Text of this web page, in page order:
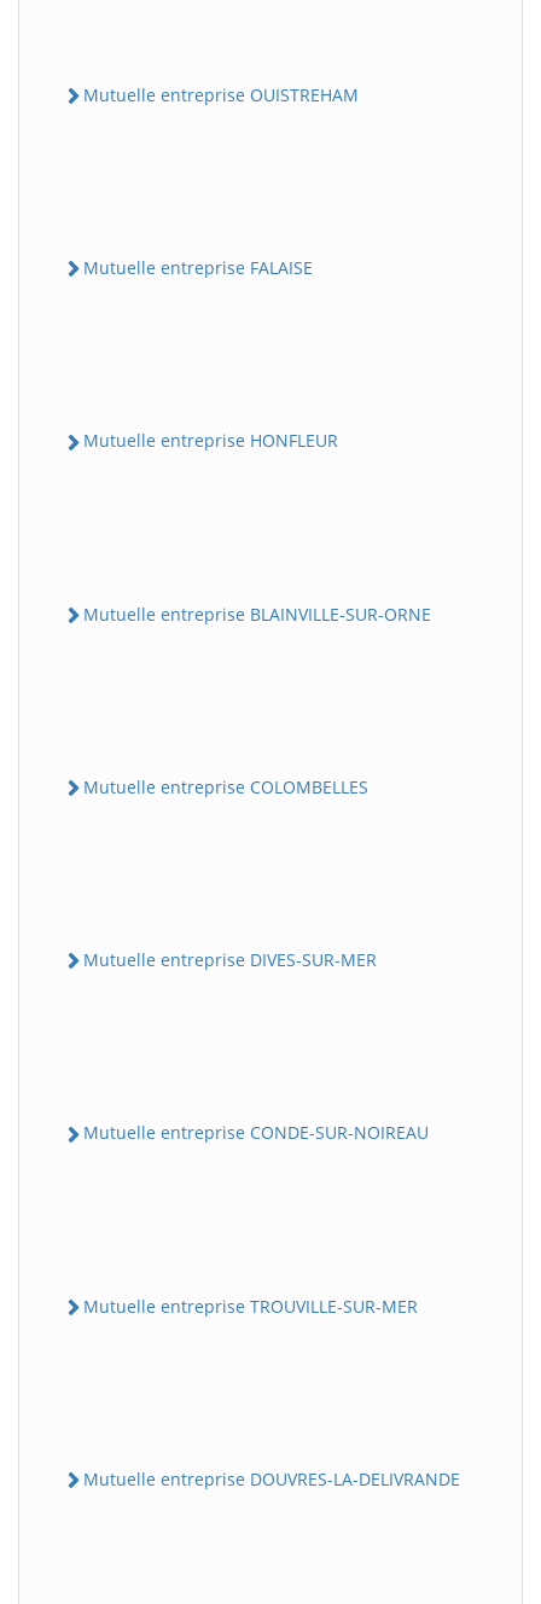
Mutuelle entreprise OUISTREHAM
Mutuelle entreprise FALAISE
Mutuelle entreprise HONFLEUR
Mutuelle entreprise BLAINVILLE-SUR-ORNE
Mutuelle entreprise COLOMBELLES
Mutuelle entreprise DIVES-SUR-MER
Mutuelle entreprise CONDE-SUR-NOIREAU
Mutuelle entreprise TROUVILLE-SUR-MER
Mutuelle entreprise DOUVRES-LA-DELIVRANDE